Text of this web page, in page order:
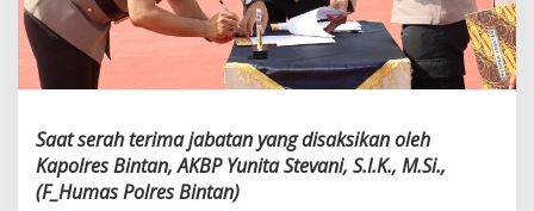
i
M
u
t
i
Saat serah terima jabatan yang disaksikan oleh
Kapolres Bintan, AKBP Yunita Stevani, S.I.K., M.Si.,
(F_Humas Polres Bintan)